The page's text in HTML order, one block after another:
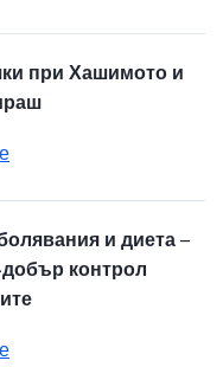
при Хашимото и
и диета –
контрол